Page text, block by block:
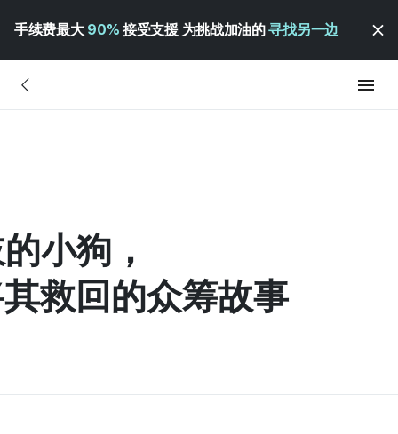
手续费最大 90% 接受支援 为挑战加油的寻找另一边
小狗，
救回的众筹故事